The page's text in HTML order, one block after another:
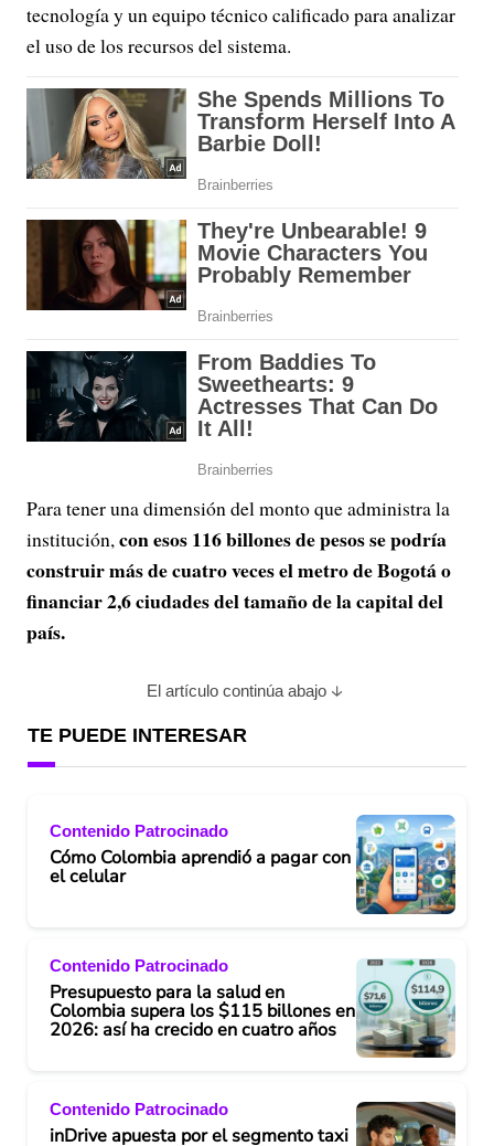
tecnología y un equipo técnico calificado para analizar
el uso de los recursos del sistema.
Para tener una dimensión del monto que administra la
institución,con esos 116 billones de pesos se podría
construir más de cuatro veces el metro de Bogotá o
financiar 2,6 ciudades del tamaño de la capital del
país.
El artículo continúa abajo
TE PUEDE INTERESAR
Contenido Patrocinado
Cómo Colombia aprendió a pagar con
el celular
Contenido Patrocinado
Presupuesto para la salud en
Colombia supera los $115 billones en
2026: así ha crecido en cuatro años
Contenido Patrocinado
inDrive apuesta por el segmento taxi